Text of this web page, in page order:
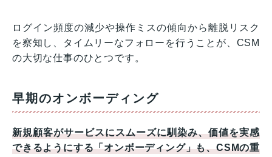
ログイン頻度の減少や操作ミスの傾向から離脱リスク
を察知し、タイムリーなフォローを行うことが、CSM
の大切な仕事のひとつです。
早期のオンボーディング
新規顧客がサービスにスムーズに馴染み、価値を実感
できるようにする「オンボーディング」も、CSMの重